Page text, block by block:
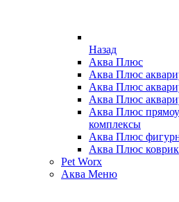
Назад
Аква Плюс
Аква Плюс
Аква Плюс
Аква Плюс
Аква Плюс
комплексы
Аква Плюс
Аква Плюс
Pet Worx
Аква Меню